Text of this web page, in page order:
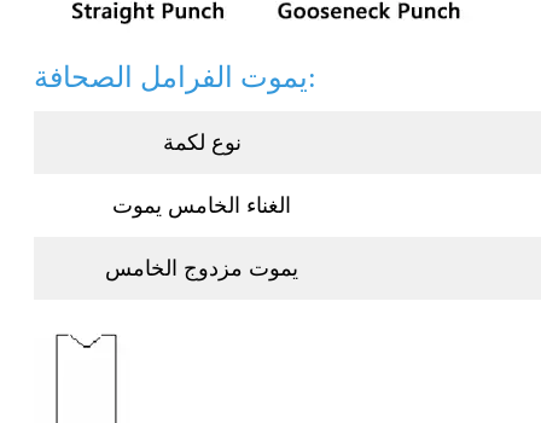
يموت الفرامل الصحافة:
نوع لكمة
الغناء الخامس يموت
يموت مزدوج الخامس